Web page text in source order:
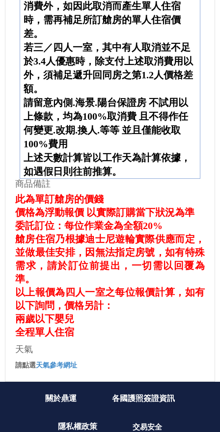
消費外，如因此取消而產生單人住宿
時，需再補足所訂艙房的單人住宿價
差。
若三／四人一室，其中有人取消並不足
於3.4人優惠時，除支付上述取消費用以
外，須補足遞升回同房之第1.2人價格差
額。
請留意內側.海景.陽台保證房 不試用以
上條款，均為100%取消費 且不得作任
何變更.改期.換人.等等 並且僅能收取
100%費用
上述天數計算皆以工作天為計算依據，
如遇假日則往前推算。
商品備註
此為單訂艙房的價錢
價格為浮動報價 以實際訂購當下狀況為準
委託訂位：每位作業金為全額20%
艙房住宿乃根據迪士尼遊輪實際供應而定，
並做最佳安排，因無法指定房號，如有特殊
需求，請於訂位前提出，一切需以回覆為
準。
以上報價為四人一室之每位報價計算，如有
以下詢問，價格另計：
兩歲以下嬰兒
全程單人住宿
天氣
請點選天氣參考網址
關於鼎運 各國護照簽證資訊
隱私權政策 交易安全